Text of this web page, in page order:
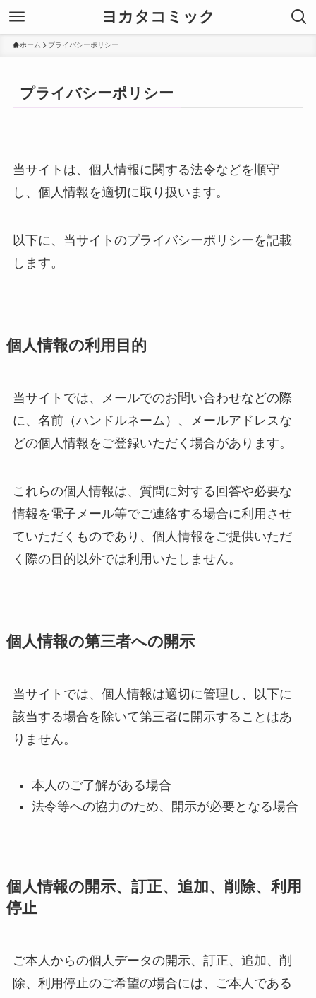
ヨカタコミック
ホーム プライバシーポリシー
プライバシーポリシー
当サイトは、個人情報に関する法令などを順守
し、個人情報を適切に取り扱います。
以下に、当サイトのプライバシーポリシーを記載
します。
個人情報の利用目的
当サイトでは、メールでのお問い合わせなどの際
に、名前（ハンドルネーム）、メールアドレスな
どの個人情報をご登録いただく場合があります。
これらの個人情報は、質問に対する回答や必要な
情報を電子メール等でご連絡する場合に利用させ
ていただくものであり、個人情報をご提供いただ
く際の目的以外では利用いたしません。
個人情報の第三者への開示
当サイトでは、個人情報は適切に管理し、以下に
該当する場合を除いて第三者に開示することはあ
りません。
本人のご了解がある場合
法令等への協力のため、開示が必要となる場合
個人情報の開示、訂正、追加、削除、利用
停止
ご本人からの個人データの開示、訂正、追加、削
除、利用停止のご希望の場合には、ご本人である